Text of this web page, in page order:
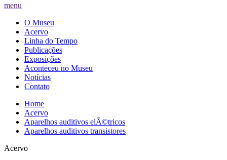
menu
O Museu
Acervo
Linha do Tempo
Publicações
Exposições
Aconteceu no Museu
Notícias
Contato
Home
Acervo
Aparelhos auditivos elÃ©tricos
Aparelhos auditivos transistores
Acervo